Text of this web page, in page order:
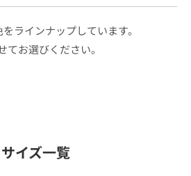
ラインナップしています。
てお選びください。
サイズ一覧